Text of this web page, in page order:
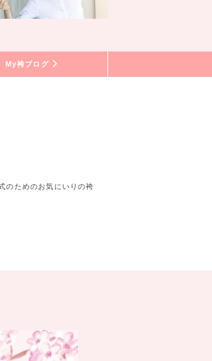
My袴ブログ
のためのお気にいりの袴